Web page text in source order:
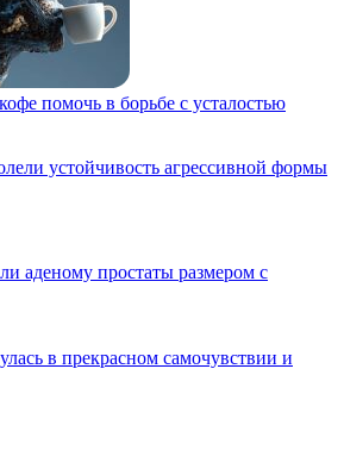
помочь в борьбе с усталостью
устойчивость агрессивной формы
аденому простаты размером с
в прекрасном самочувствии и